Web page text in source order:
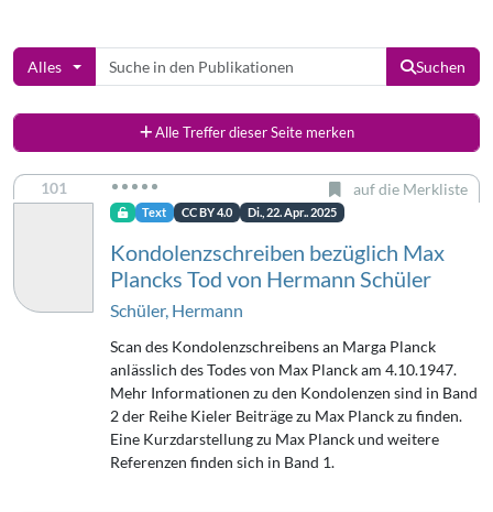
Alles Suchen
Alle Treffer dieser Seite merken
101 auf die Merkliste
Text CC BY 4.0 Di., 22. Apr.. 2025
Kondolenzschreiben bezüglich Max
Plancks Tod von Hermann Schüler
Schüler, Hermann
Scan des Kondolenzschreibens an Marga Planck
anlässlich des Todes von Max Planck am 4.10.1947.
Mehr Informationen zu den Kondolenzen sind in Band
2 der Reihe Kieler Beiträge zu Max Planck zu finden.
Eine Kurzdarstellung zu Max Planck und weitere
Referenzen finden sich in Band 1.